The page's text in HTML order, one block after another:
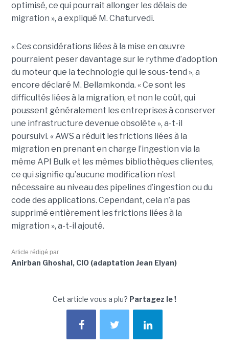
optimisé, ce qui pourrait allonger les délais de
migration », a expliqué M. Chaturvedi.
« Ces considérations liées à la mise en œuvre
pourraient peser davantage sur le rythme d’adoption
du moteur que la technologie qui le sous-tend », a
encore déclaré M. Bellamkonda. « Ce sont les
difficultés liées à la migration, et non le coût, qui
poussent généralement les entreprises à conserver
une infrastructure devenue obsolète », a-t-il
poursuivi. « AWS a réduit les frictions liées à la
migration en prenant en charge l’ingestion via la
même API Bulk et les mêmes bibliothèques clientes,
ce qui signifie qu’aucune modification n’est
nécessaire au niveau des pipelines d’ingestion ou du
code des applications. Cependant, cela n’a pas
supprimé entièrement les frictions liées à la
migration », a-t-il ajouté.
Article rédigé par
Anirban Ghoshal, CIO (adaptation Jean Elyan)
Cet article vous a plu? Partagez le !